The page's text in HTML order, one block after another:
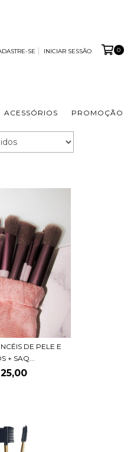
SE INICIAR SESSÃO 0
ACESSÓRIOS PROMOÇÃO
DE PELE E
+ SAQ...